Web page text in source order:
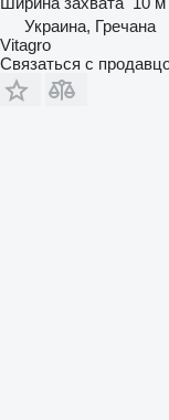
Украина, Гречана
Vitagro
Связаться с